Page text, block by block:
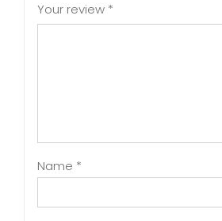
Your review *
Name *